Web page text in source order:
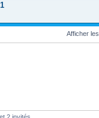
Afficher